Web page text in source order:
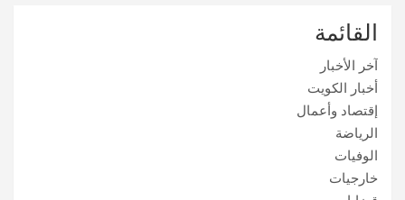
القائمة
آخر الأخبار
أخبار الكويت
إقتصاد وأعمال
الرياضة
الوفيات
خارجيات